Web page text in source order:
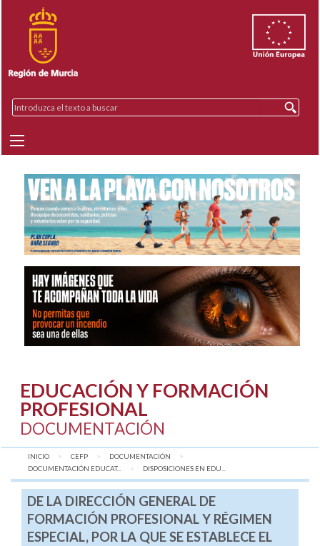
EDUCACIÓN Y FORMACIÓN
PROFESIONAL
DOCUMENTACIÓN
INICIO CEFP
DOCUMENTACIÓN
DOCUMENTACIÓN EDUCAT...
AQUÍ:
DISPOSICIONES EN EDU...
DE LA DIRECCIÓN GENERAL DE
FORMACIÓN PROFESIONAL Y RÉGIMEN
ESPECIAL, POR LA QUE SE ESTABLECE EL